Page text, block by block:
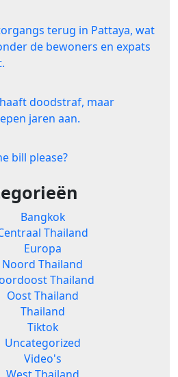
terug in Pattaya, wat
de bewoners en expats
doodstraf, maar
jaren aan.
bill please?
Bangkok
Thailand
Europa
Noord Thailand
Thailand
Oost Thailand
Thailand
Tiktok
Uncategorized
Video's